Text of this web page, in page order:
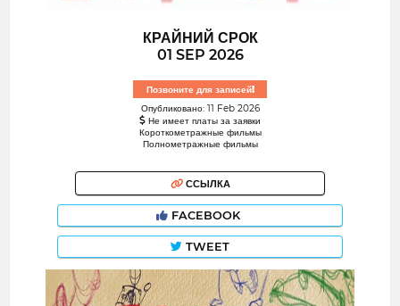
КРАЙНИЙ СРОК
01 SEP 2026
Позвоните для записей!
Опубликовано: 11 Feb 2026
Не имеет платы за заявки
Короткометражные фильмы
Полнометражные фильмы
ССЫЛКА
FACEBOOK
TWEET